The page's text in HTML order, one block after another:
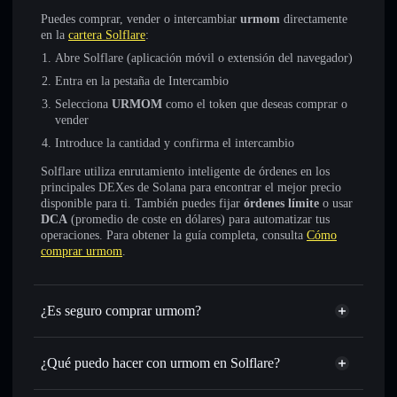
Puedes comprar, vender o intercambiar urmom directamente
en la cartera Solflare:
Abre Solflare (aplicación móvil o extensión del navegador)
Entra en la pestaña de Intercambio
Selecciona URMOM como el token que deseas comprar o
vender
Introduce la cantidad y confirma el intercambio
Solflare utiliza enrutamiento inteligente de órdenes en los
principales DEXes de Solana para encontrar el mejor precio
disponible para ti. También puedes fijar órdenes límite o usar
DCA (promedio de coste en dólares) para automatizar tus
operaciones. Para obtener la guía completa, consulta Cómo
comprar urmom.
¿Es seguro comprar urmom?
urmom token verificado
¿Qué puedo hacer con urmom en Solflare?
urmom
cartera de Solflare